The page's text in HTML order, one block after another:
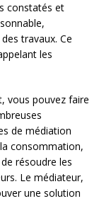
constatés et
travaux. Ce
les
vous pouvez faire
de médiation
consommation,
résoudre les
Le médiateur,
une solution